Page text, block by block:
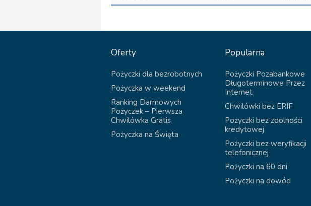
Oferty
Pożyczki dla bezrobotnych
Pożyczka w weekend
Ranking Darmowych
Pożyczek – Pierwsza
Chwilówka Gratis
Pożyczka na Święta
Popularna
Pożyczki Pozabankowe
Długoterminowe Przez
Internet
Chwilówki bez ERIF
Pożyczki bez zdolności
kredytowej
Pożyczki bez weryfikacji
telefonicznej
Pożyczki na 60 dni
Pożyczki na dowód